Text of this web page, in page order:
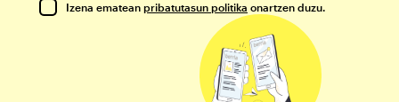
Izena ematean pribatutasun politika onartzen duzu.